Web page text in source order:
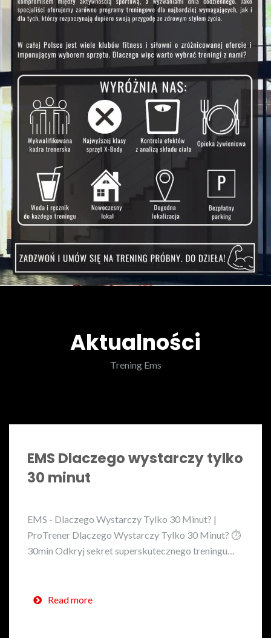
Aktualności
Trening Ems
EMS Dlaczego wystarczy tylko
30 minut
EMS - Dlaczego Wystarczy Tylko 30 Minut? |
ProTrener Dlaczego Wystarczy Tylko 30 Minut? ⏱️
30min Odkryj sekret superskutecznego treningu…
Read more